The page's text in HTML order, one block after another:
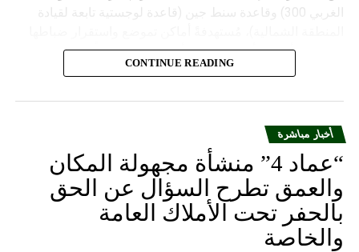
الغربي 300) وقاعدة سنط جين (قاعدة لوجستية تابعة لقيادة
وجنودها وأصابت أهدافها بدقة وأوقعت فيهم عدداً من القتلى
CONTINUE READING
أخبار مباشرة
“عماد 4” منشأة مجهولة المكان
والعمق تطرح السؤال عن الحق
بالحفر تحت الأملاك العامة
والخاصة